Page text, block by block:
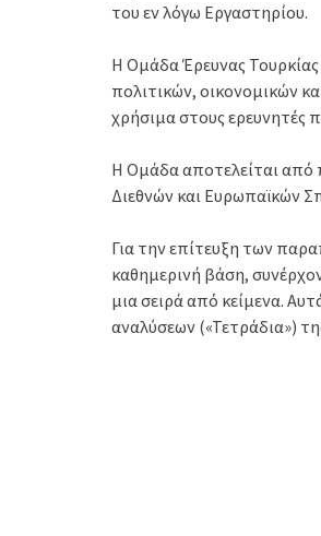
του εν λόγω Εργαστηρίου.
Η Ομάδα Έρευνας
πολιτικών, οικονομικών
χρήσιμα στους ερευνητές
Η Ομάδα αποτελείται από
Διεθνών και Ευρωπαϊκών
Για την επίτευξη των
καθημερινή βάση,
μια σειρά από κείμενα.
αναλύσεων («Τετράδια»)